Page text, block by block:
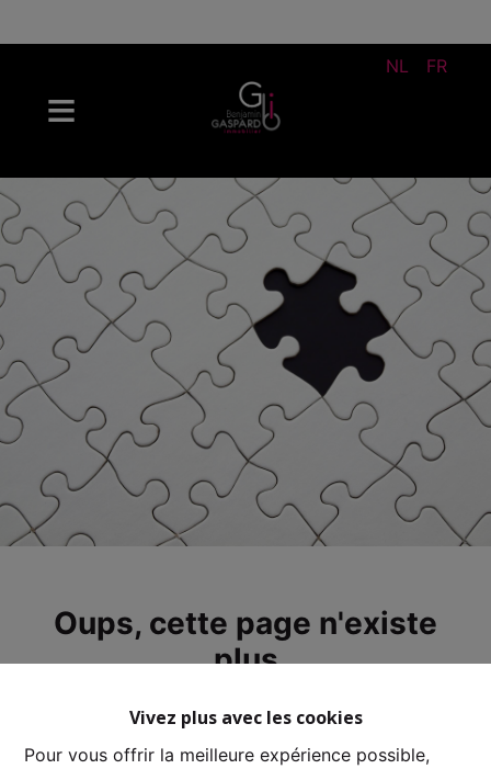
Vivez plus avec les cookies
Pour vous offrir la meilleure expérience possible,
NL FR
Oups, cette page n'existe
plus